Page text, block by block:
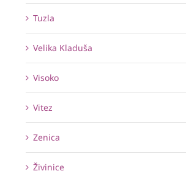
Tuzla
Velika Kladuša
Visoko
Vitez
Zenica
Živinice